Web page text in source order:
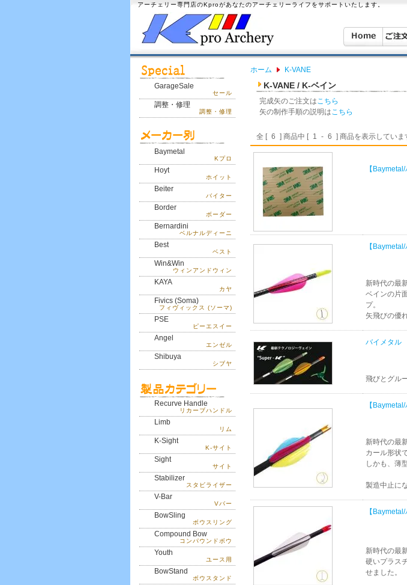
アーチェリー専門店のKproがあなたのアーチェリーライフをサポートいたします。
GarageSale
セール
調整・修理
調整・修理
Baymetal
Kプロ
Hoyt
ホイット
Beiter
バイター
Border
ボーダー
Bernardini
ベルナルディーニ
Best
ベスト
Win&Win
ウィンアンドウィン
KAYA
カヤ
Fivics (Soma)
フィヴィックス (ソーマ)
PSE
ピーエスイー
Angel
エンゼル
Shibuya
シブヤ
Recurve Handle
リカーブハンドル
Limb
リム
K-Sight
K-サイト
Sight
サイト
Stabilizer
スタビライザー
V-Bar
Vバー
BowSling
ボウスリング
Compound Bow
コンパウンドボウ
Youth
ユース用
BowStand
ボウスタンド
ホーム K-VANE
K-VANE / K-ベイン
完成矢のご注文はこちら
矢の制作手順の説明はこちら
全 [ 6 ] 商品中 [ 1 - 6 ] 商品を表示していま
【
【
新時代の最
ベインの片
プ。
矢飛びの優
バイメタ
飛びとグル
【
新時代の最
カール形状
しかも、薄
製造中止に
【
新時代の最
硬いプラス
せました。